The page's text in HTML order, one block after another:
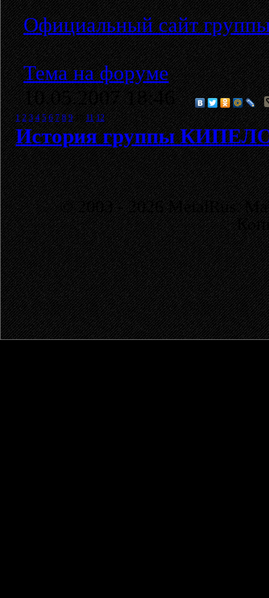
Официальный сайт
Тема на форуме
10.05.2007 18:46
1 2 3 4 5 6 7 8 9 10 11 12
История группы
© 2003 - 2026 MetalRus.